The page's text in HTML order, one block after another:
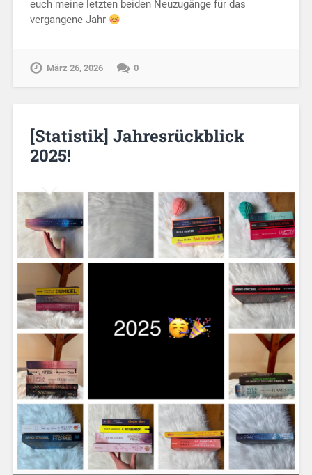
euch meine letzten beiden Neuzugänge für das
vergangene Jahr
März 26, 2026 0
[Statistik] Jahresrückblick
2025!